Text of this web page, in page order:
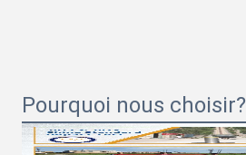
Pourquoi nous choisir?